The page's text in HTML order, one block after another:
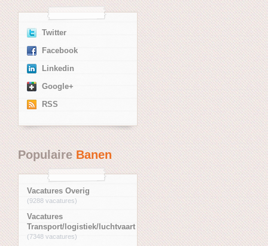
Twitter
Facebook
Linkedin
Google+
RSS
PopulaireBanen
Vacatures Overig
(9288 vacatures)
Vacatures
Transport/logistiek/luchtvaart
(7348 vacatures)